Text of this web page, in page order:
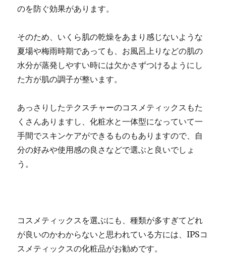
のを防ぐ効果があります。
そのため、いくら肌の乾燥をあまり感じないような
夏場や梅雨時期であっても、お風呂上りなどの肌の
水分が蒸発しやすい時には欠かさずつけるようにし
た方が肌の調子が整います。
あっさりしたテクスチャーのコスメティックスもた
くさんありますし、化粧水と一体型になっていて一
手間でスキンケアができるものもありますので、自
分の好みや使用感の良さなどで選ぶと良いでしょ
う。
コスメティックスを選ぶにも、種類が多すぎてどれ
が良いのかわからないと思われている方には、IPSコ
スメティックスの化粧品がお勧めです。